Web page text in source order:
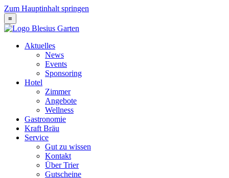
Zum Hauptinhalt springen
≡
Aktuelles
News
Events
Sponsoring
Hotel
Zimmer
Angebote
Wellness
Gastronomie
Kraft Bräu
Service
Gut zu wissen
Kontakt
Über Trier
Gutscheine